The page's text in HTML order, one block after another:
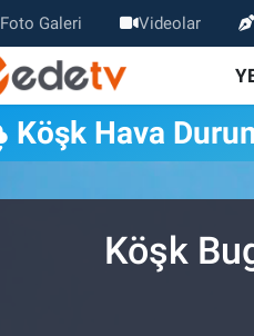
Foto Galeri Videolar
Köşk Hava
Köşk